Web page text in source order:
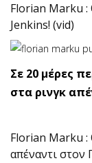
Florian Marku :
Jenkins! (vid)
Σε 20 μέρες
στα ρινγκ
Florian Marku
απέναντι στον